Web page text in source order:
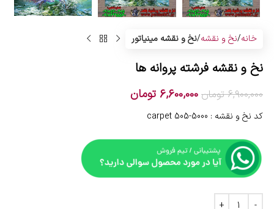
خانه نخ و نقشه نخ و نقشه مینیاتور
نخ و نقشه فرشته پروانه ها
6,900,000 تومان 6,600,000 تومان
کد نخ و نقشه : 5000-505 carpet